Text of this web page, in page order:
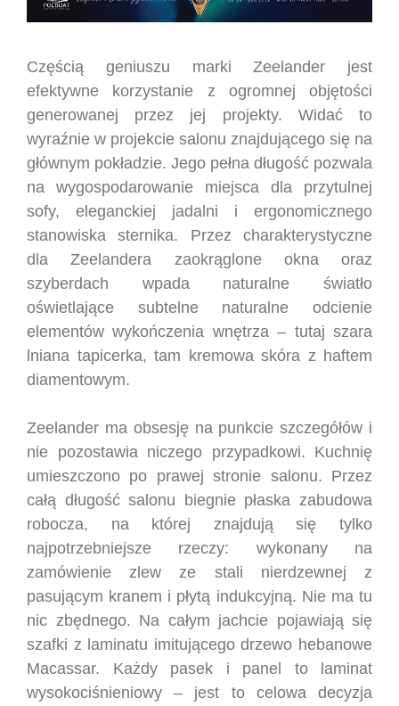
Częścią geniuszu marki Zeelander jest
efektywne korzystanie z ogromnej objętości
generowanej przez jej projekty. Widać to
wyraźnie w projekcie salonu znajdującego się na
głównym pokładzie. Jego pełna długość pozwala
na wygospodarowanie miejsca dla przytulnej
sofy, eleganckiej jadalni i ergonomicznego
stanowiska sternika. Przez charakterystyczne
dla Zeelandera zaokrąglone okna oraz
szyberdach wpada naturalne światło
oświetlające subtelne naturalne odcienie
elementów wykończenia wnętrza – tutaj szara
lniana tapicerka, tam kremowa skóra z haftem
diamentowym.
Zeelander ma obsesję na punkcie szczegółów i
nie pozostawia niczego przypadkowi. Kuchnię
umieszczono po prawej stronie salonu. Przez
całą długość salonu biegnie płaska zabudowa
robocza, na której znajdują się tylko
najpotrzebniejsze rzeczy: wykonany na
zamówienie zlew ze stali nierdzewnej z
pasującym kranem i płytą indukcyjną. Nie ma tu
nic zbędnego. Na całym jachcie pojawiają się
szafki z laminatu imitującego drzewo hebanowe
Macassar. Każdy pasek i panel to laminat
wysokociśnieniowy – jest to celowa decyzja